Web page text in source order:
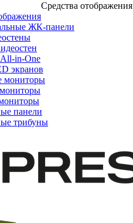
Средства отображения
ЖК-панели
in-One
экранов
мониторы
панели
трибуны